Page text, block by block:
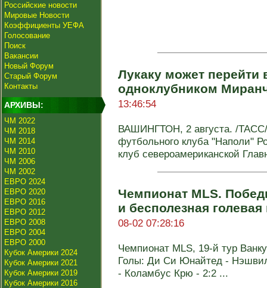
Российские новости
Мировые Новости
Коэффициенты УЕФА
Голосование
Поиск
Вакансии
Новый Форум
Старый Форум
Контакты
АРХИВЫ:
ЧМ 2022
ЧМ 2018
ЧМ 2014
ЧМ 2010
ЧМ 2006
ЧМ 2002
ЕВРО 2024
ЕВРО 2020
ЕВРО 2016
ЕВРО 2012
ЕВРО 2008
ЕВРО 2004
ЕВРО 2000
Кубок Америки 2024
Кубок Америки 2021
Кубок Америки 2019
Кубок Америки 2016
Лукаку может перейти
одноклубником
13:46:54
ВАШИНГТОН, 2 августа. /
футбольного клуба "Наполи"
клуб североамериканской
Чемпионат MLS.
и бесполезная
08-02 07:28:16
Чемпионат MLS, 19-й тур
Голы: Ди Си Юнайтед -
- Коламбус Крю - 2:2 ...